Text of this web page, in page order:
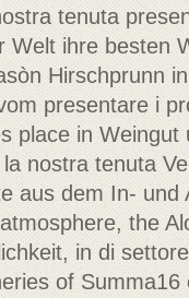
tenuta
Welt ihre besten
Hirschprunn
presentare i
place in
nostra tenuta
aus dem In-
the
in di
of